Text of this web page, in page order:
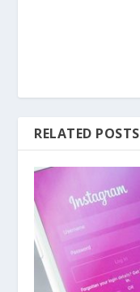
RELATED POSTS